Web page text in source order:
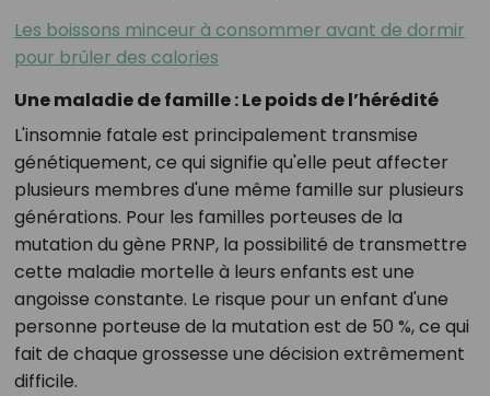
Les boissons minceur à consommer avant de dormir
pour brûler des calories
Une maladie de famille : Le poids de l’hérédité
L'insomnie fatale est principalement transmise
génétiquement, ce qui signifie qu'elle peut affecter
plusieurs membres d'une même famille sur plusieurs
générations. Pour les familles porteuses de la
mutation du gène PRNP, la possibilité de transmettre
cette maladie mortelle à leurs enfants est une
angoisse constante. Le risque pour un enfant d'une
personne porteuse de la mutation est de 50 %, ce qui
fait de chaque grossesse une décision extrêmement
difficile.